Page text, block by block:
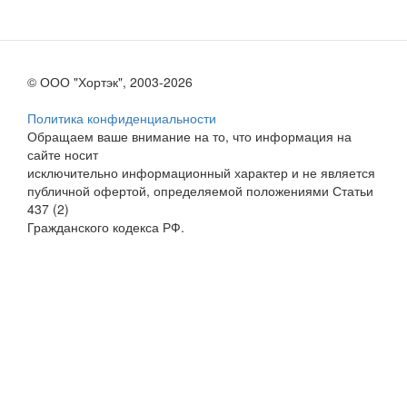
© ООО "Хортэк", 2003-2026
Политика конфиденциальности
Обращаем ваше внимание на то, что информация на
сайте носит
исключительно информационный характер и не является
публичной офертой, определяемой положениями Статьи
437 (2)
Гражданского кодекса РФ.